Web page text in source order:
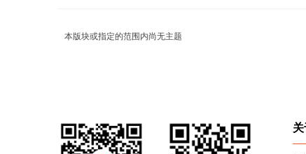
本版块或指定的范围内尚无主题